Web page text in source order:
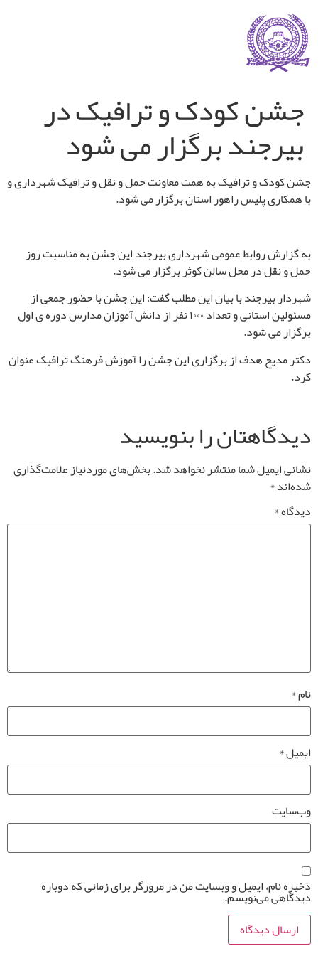
جشن کودک و ترافیک در
بیرجند برگزار می شود
جشن کودک و ترافیک به همت معاونت حمل و نقل و ترافیک شهرداری و
با همکاری پلیس راهور استان برگزار می شود.
به گزارش روابط عمومی شهرداری بیرجند این جشن به مناسبت روز
حمل و نقل در محل سالن کوثر برگزار می شود.
شهردار بیرجند با بیان این مطلب گفت: این جشن با حضور جمعی از
مسئولین استانی و تعداد ۱۰۰۰ نفر از دانش آموزان مدارس دوره ی اول
برگزار می شود.
دکتر مدیح هدف از برگزاری این جشن را آموزش فرهنگ ترافیک عنوان
کرد.
دیدگاهتان را بنویسید
نشانی ایمیل شما منتشر نخواهد شد.بخش‌های موردنیاز علامت‌گذاری
شده‌اند*
دیدگاه*
نام*
ایمیل*
وب‌سایت
ذخیره نام، ایمیل و وبسایت من در مرورگر برای زمانی که دوباره
دیدگاهی می‌نویسم.